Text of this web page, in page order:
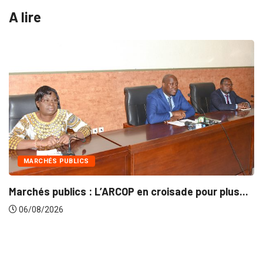
A lire
plus...
INTÉGRATION RÉGIONALE
Gestion concertée et durable du